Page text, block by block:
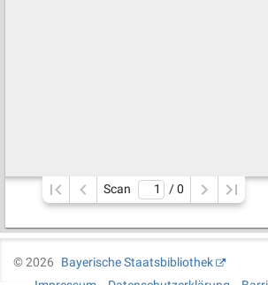
Scan / 0
©2026
Bayerische Staatsbibliothek